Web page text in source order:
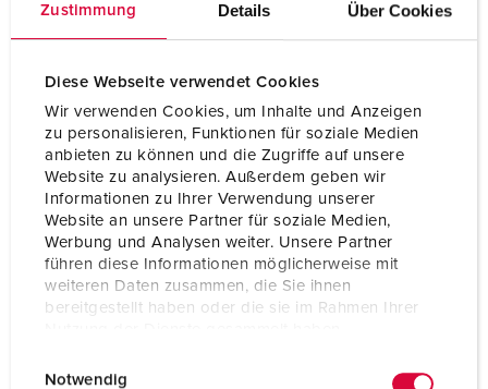
Zustimmung Details Über Cookies
Diese Webseite verwendet Cookies
Wir verwenden Cookies, um Inhalte und Anzeigen
zu personalisieren, Funktionen für soziale Medien
anbieten zu können und die Zugriffe auf unsere
Website zu analysieren. Außerdem geben wir
Informationen zu Ihrer Verwendung unserer
Website an unsere Partner für soziale Medien,
Werbung und Analysen weiter. Unsere Partner
führen diese Informationen möglicherweise mit
weiteren Daten zusammen, die Sie ihnen
bereitgestellt haben oder die sie im Rahmen Ihrer
Notwendig
Hertz
Schutzart IP67
Kunststoff
Prüfzeichen
EAC
CQC